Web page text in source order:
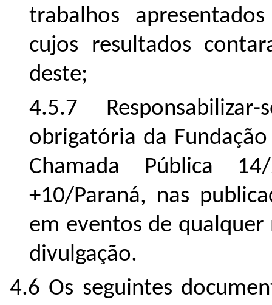
trabalhos
cujos resultados
deste;
4.5.7
obrigatória da
Chamada Pública
+10/Paraná, nas
em eventos de
divulgação.
4.6 Os seguintes